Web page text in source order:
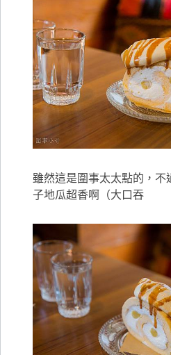
雖然這是圍事太太點的，
子地瓜超香啊（大口吞